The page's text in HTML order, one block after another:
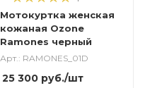
Мотокуртка женская
кожаная Ozone
Ramones черный
Арт.: RAMONES_01D
25 300руб./шт